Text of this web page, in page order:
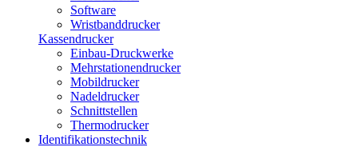
Software
Wristbanddrucker
Kassendrucker
Einbau-Druckwerke
Mehrstationendrucker
Mobildrucker
Nadeldrucker
Schnittstellen
Thermodrucker
Identifikationstechnik